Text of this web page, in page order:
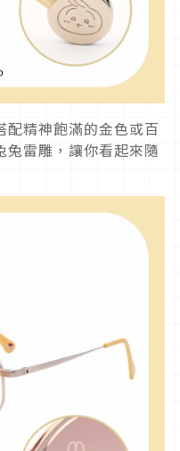
配精神飽滿的金色或百
兔雷雕，讓你看起來隨